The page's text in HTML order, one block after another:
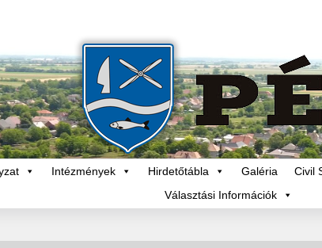
Intézmények Hirdetőtábla Galéria Civil
Választási Információk